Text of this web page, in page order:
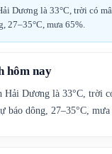
Dương là 33°C, trời có
27–35°C, mưa 65%.
hôm nay
Dương là 33°C, trời
báo dông, 27–35°C,